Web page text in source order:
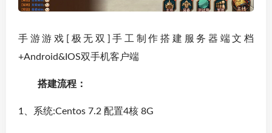
手游游戏[极无双]手工制作搭建服务器端文档
+Android&IOS双手机客户端
搭建流程：
1、系统:Centos 7.2 配置4核 8G